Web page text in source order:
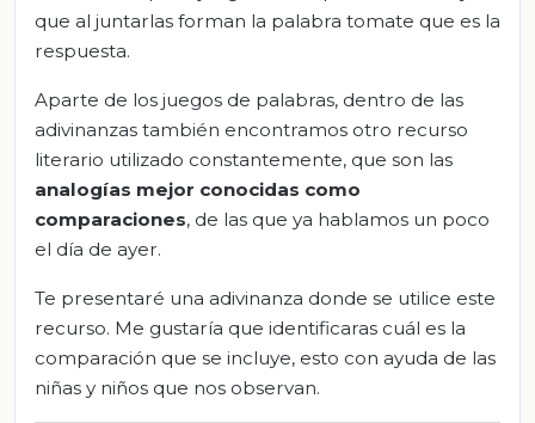
que al juntarlas forman la palabra tomate que es la
respuesta.
Aparte de los juegos de palabras, dentro de las
adivinanzas también encontramos otro recurso
literario utilizado constantemente, que son las
analogías mejor conocidas como
comparaciones, de las que ya hablamos un poco
el día de ayer.
Te presentaré una adivinanza donde se utilice este
recurso. Me gustaría que identificaras cuál es la
comparación que se incluye, esto con ayuda de las
niñas y niños que nos observan.